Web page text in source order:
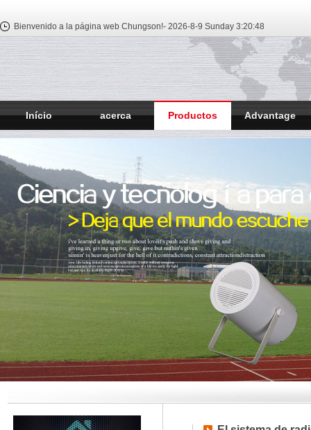
Bienvenido a la página web Chungson!- 2026-8-9 Sunday 3:20:49
Início acerca Productos Advantage